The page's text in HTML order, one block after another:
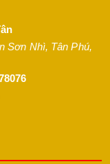
Sơn Nhì, Tân Phú,